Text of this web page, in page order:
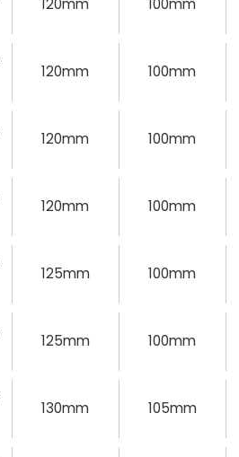
120mm 100mm
120mm 100mm
120mm 100mm
120mm 100mm
125mm 100mm
125mm 100mm
130mm 105mm